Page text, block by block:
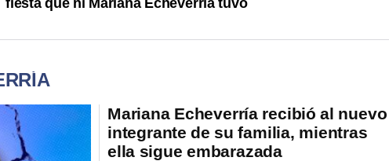
Mariana Echeverría recibió al nuevo
integrante de su familia, mientras
ella sigue embarazada